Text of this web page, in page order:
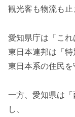
観光客も物流も止
愛知県庁は「これ
東日本連邦は「特
東日本系の住民を
一方、愛知県は
し、